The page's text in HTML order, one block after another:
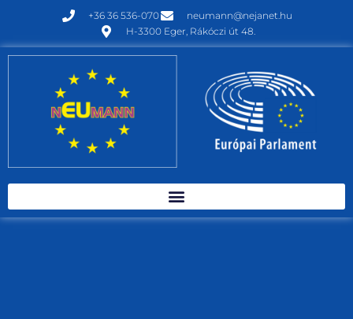
+36 36 536-070
neumann@nejanet.hu
H-3300 Eger, Rákóczi út 48.